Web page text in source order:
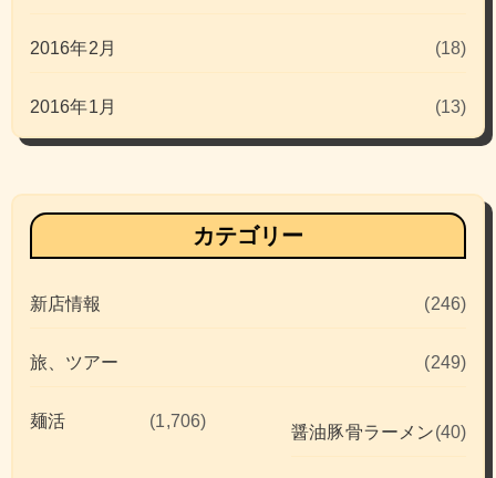
2016年2月 (18)
2016年1月 (13)
カテゴリー
新店情報 (246)
旅、ツアー (249)
麺活 (1,706)
醤油豚骨ラーメン(40)